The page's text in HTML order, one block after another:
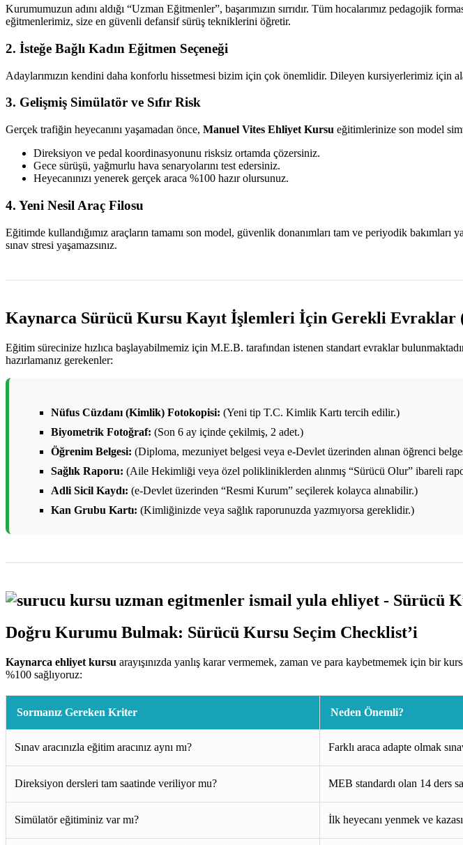
Kurumumuzun adını aldığı “Uzman Eğitmenler”, başarımızın sırrıdır. Tüm hocalarımız pedagojik
eğitmenlerimiz, size en güvenli defansif sürüş tekniklerini öğretir.
2. İsteğe Bağlı Kadın Eğitmen Seçeneği
Adaylarımızın kendini daha konforlu hissetmesi bizim için çok önemlidir. Dileyen kursiyerlerimiz için
3. Gelişmiş Simülatör ve Sıfır Risk
Gerçek trafiğin heyecanını yaşamadan önce, Manuel Vites Ehliyet Kursu eğitimlerinize son model
Direksiyon ve pedal koordinasyonunu risksiz ortamda çözersiniz.
Gece sürüşü, yağmurlu hava senaryolarını test edersiniz.
Heyecanınızı yenerek gerçek araca %100 hazır olursunuz.
4. Yeni Nesil Araç Filosu
Eğitimde kullandığımız araçların tamamı son model, güvenlik donanımları tam ve periyodik bakımları
sınav stresi yaşamazsınız.
Kaynarca Sürücü Kursu Kayıt İşlemleri İçin Gerekli Evraklar
Eğitim sürecinize hızlıca başlayabilmemiz için M.E.B. tarafından istenen standart evraklar
hazırlamanız gerekenler:
Nüfus Cüzdanı (Kimlik) Fotokopisi: (Yeni tip T.C. Kimlik Kartı tercih edilir.)
Biyometrik Fotoğraf: (Son 6 ay içinde çekilmiş, 2 adet.)
Öğrenim Belgesi: (Diploma, mezuniyet belgesi veya e-Devlet üzerinden alınan öğrenci
Sağlık Raporu: (Aile Hekimliği veya özel polikliniklerden alınmış “Sürücü Olur” ibareli
Adli Sicil Kaydı: (e-Devlet üzerinden “Resmi Kurum” seçilerek kolayca alınabilir.)
Kan Grubu Kartı: (Kimliğinizde veya sağlık raporunuzda yazmıyorsa gereklidir.)
Doğru Kurumu Bulmak: Sürücü Kursu Seçim Checklist’i
Kaynarca ehliyet kursu arayışınızda yanlış karar vermemek, zaman ve para kaybetmemek için bir
%100 sağlıyoruz:
Sormanız Gereken Kriter Neden Önemli?
Sınav aracınızla eğitim aracınız aynı mı? Farklı araca adapte olmak
Direksiyon dersleri tam saatinde veriliyor mu? MEB standardı olan 14 ders
Simülatör eğitiminiz var mı? İlk heyecanı yenmek ve